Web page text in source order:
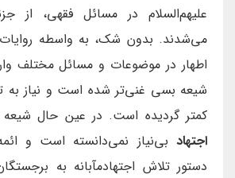
علیهم‌السلام در مسائل فقهی، از
می‌شدند. بدون شك، به واسطه روايات
اطهار در موضوعات و مسائل مختلف
شيعه بسى غنى‌تر شده است و نياز به
كمتر گرديده است. در عين حال شيعه
اجتهاد بى‌نياز نمى‌دانسته است و
دستور تلاش اجتهادمآبانه به